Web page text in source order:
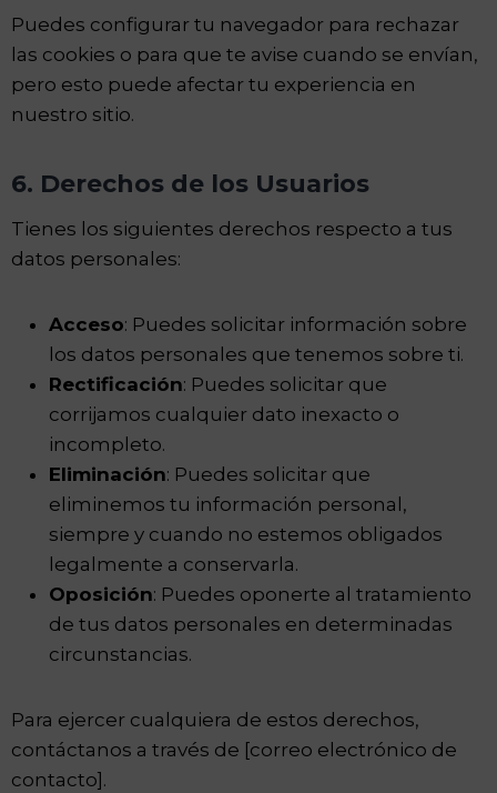
Puedes configurar tu navegador para rechazar
las cookies o para que te avise cuando se envían,
pero esto puede afectar tu experiencia en
nuestro sitio.
6. Derechos de los Usuarios
Tienes los siguientes derechos respecto a tus
datos personales:
Acceso: Puedes solicitar información sobre
los datos personales que tenemos sobre ti.
Rectificación: Puedes solicitar que
corrijamos cualquier dato inexacto o
incompleto.
Eliminación: Puedes solicitar que
eliminemos tu información personal,
siempre y cuando no estemos obligados
legalmente a conservarla.
Oposición: Puedes oponerte al tratamiento
de tus datos personales en determinadas
circunstancias.
Para ejercer cualquiera de estos derechos,
contáctanos a través de [correo electrónico de
contacto].